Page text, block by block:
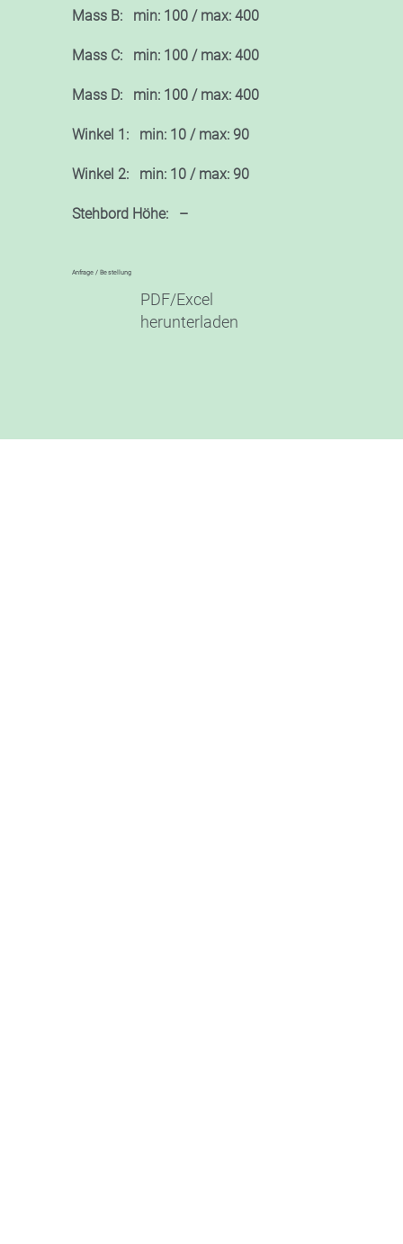
Mass B: min: 100 / max: 400
Mass C: min: 100 / max: 400
Mass D: min: 100 / max: 400
Winkel 1: min: 10 / max: 90
Winkel 2: min: 10 / max: 90
Stehbord Höhe: –
Anfrage / Bestellung
PDF/Excel
herunterladen